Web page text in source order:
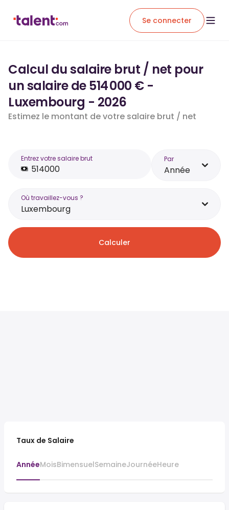
Se connecter
Calcul du salaire brut / net pour
un salaire de 514 000 € -
Luxembourg - 2026
Estimez le montant de votre salaire brut / net
Entrez votre salaire brut Par
Année
Où travaillez-vous ?
Luxembourg
Calculer
Taux de Salaire
AnnéeMoisBimensuelSemaineJournéeHeure